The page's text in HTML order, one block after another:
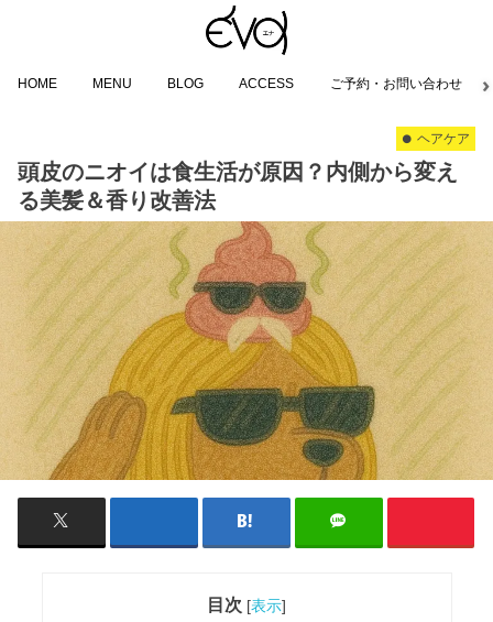
HOME MENU BLOG ACCESS ご予約・お問い合わせ
ヘアケア
頭皮のニオイは食生活が原因？内側から変え
る美髪＆香り改善法
目次 [表示]